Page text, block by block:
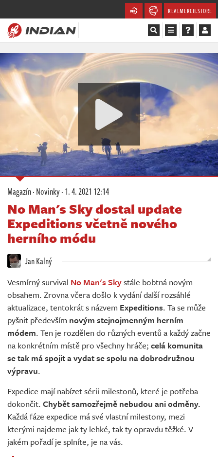
REALMERCH.STORE
Magazín
Recenze
Videa
Databáze
Komunita
Redakce
Živě
Magazín·Novinky·1. 4. 2021 12:14
No Man's Sky dostal update
Expeditions včetně nového
herního módu
Jan Kalný
Vesmírný survival No Man's Skystále bobtná novým
obsahem. Zrovna včera došlo k vydání další rozsáhlé
aktualizace, tentokrát s názvem Expeditions. Ta se může
pyšnit především novým stejnojmenným herním
módem. Ten je rozdělen do různých eventů a každý začne
na konkrétním místě pro všechny hráče; celá komunita
se tak má spojit a vydat se spolu na dobrodružnou
výpravu.
Expedice mají nabízet sérii milestonů, které je potřeba
dokončit. Chybět samozřejmě nebudou ani odměny.
Každá fáze expedice má své vlastní milestony, mezi
kterými najdeme jak ty lehké, tak ty opravdu těžké. V
jakém pořadí je splníte, je na vás.